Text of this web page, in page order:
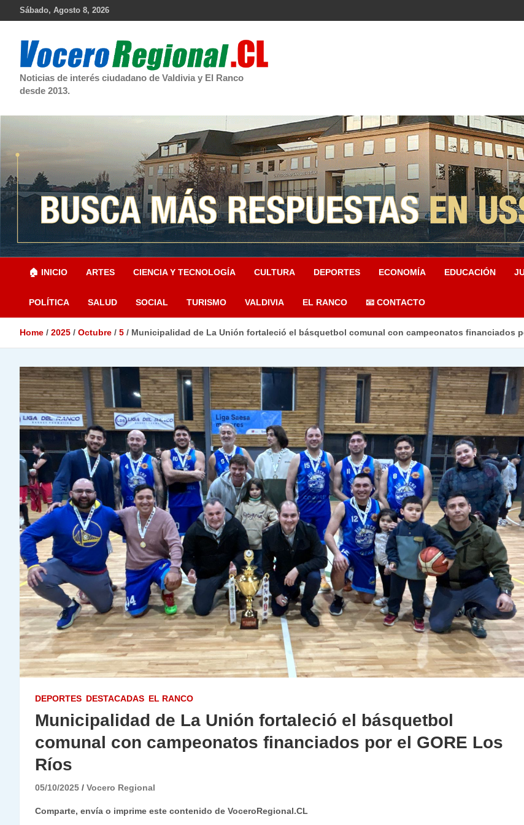
Sábado, Agosto 8, 2026
Noticias de interés ciudadano de Valdivia y El Ranco
desde 2013.
🏠 INICIO ARTES CIENCIA Y TECNOLOGÍA CULTURA DEPORTES ECONOMÍA EDUCACIÓN
POLÍTICA SALUD SOCIAL TURISMO VALDIVIA EL RANCO 📧 CONTACTO
Home 2025 Octubre 5 Municipalidad de La Unión fortaleció el básquetbol comunal con campeonatos financiados
DEPORTES DESTACADAS EL RANCO
Municipalidad de La Unión fortaleció el básquetbol
comunal con campeonatos financiados por el GORE Los
Ríos
05/10/2025 Vocero Regional
Comparte, envía o imprime este contenido de VoceroRegional.CL